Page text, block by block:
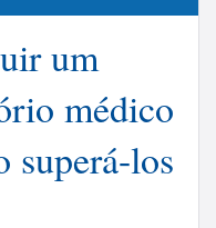
um
médico
superá-los